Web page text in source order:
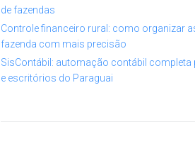
de fazendas
Controle financeiro rural: como organizar
fazenda com mais precisão
SisContábil: automação contábil completa
e escritórios do Paraguai